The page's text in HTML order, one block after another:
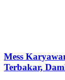
Mess
Terbakar,